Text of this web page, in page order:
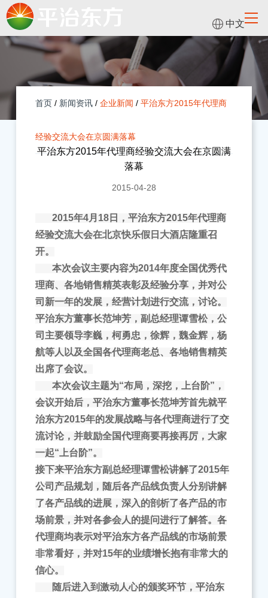
中文
首页/ 新闻资讯/ 企业新闻 / 平治东方2015年代理商
经验交流大会在京圆满落幕
平治东方2015年代理商经验交流大会在京圆满
落幕
2015-04-28
2015年4月18日，平治东方2015年代理商
经验交流大会在北京快乐假日大酒店隆重召
开。
本次会议主要内容为2014年度全国优秀代
理商、各地销售精英表彰及经验分享，并对公
司新一年的发展，经营计划进行交流，讨论。
平治东方董事长范坤芳，副总经理谭雪松，公
司主要领导李巍，柯勇忠，徐辉，魏金辉，杨
航等人以及全国各代理商老总、各地销售精英
出席了会议。
本次会议主题为“布局，深挖，上台阶”，
会议开始后，平治东方董事长范坤芳首先就平
治东方2015年的发展战略与各代理商进行了交
流讨论，并鼓励全国代理商要再接再厉，大家
一起“上台阶”。
接下来平治东方副总经理谭雪松讲解了2015年
公司产品规划，随后各产品线负责人分别讲解
了各产品线的进展，深入的剖析了各产品的市
场前景，并对各参会人的提问进行了解答。各
代理商均表示对平治东方各产品线的市场前景
非常看好，并对15年的业绩增长抱有非常大的
信心。
随后进入到激动人心的颁奖环节，平治东